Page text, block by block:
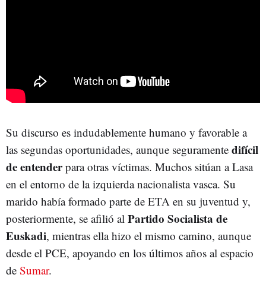
Su discurso es indudablemente humano y favorable a
las segundas oportunidades, aunque seguramente difícil
de entenderpara otras víctimas. Muchos sitúan a Lasa
en el entorno de la izquierda nacionalista vasca. Su
marido había formado parte de ETA en su juventud y,
posteriormente, se afilió al Partido Socialista de
Euskadi, mientras ella hizo el mismo camino, aunque
desde el PCE, apoyando en los últimos años al espacio
de Sumar.